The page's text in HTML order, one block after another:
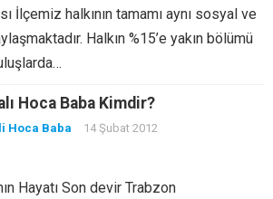
İlçemiz halkının tamamı aynı sosyal ve
Halkın %15’e yakın bölümü
Hoca Baba Kimdir?
Hoca Baba 14 Şubat 2012
Hayatı Son devir Trabzon